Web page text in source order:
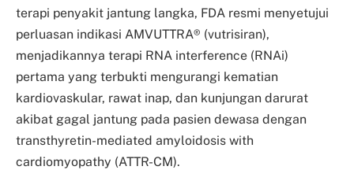
terapi penyakit jantung langka, FDA resmi menyetujui
perluasan indikasi AMVUTTRA® (vutrisiran),
menjadikannya terapi RNA interference (RNAi)
pertama yang terbukti mengurangi kematian
kardiovaskular, rawat inap, dan kunjungan darurat
akibat gagal jantung pada pasien dewasa dengan
transthyretin-mediated amyloidosis with
cardiomyopathy (ATTR-CM).